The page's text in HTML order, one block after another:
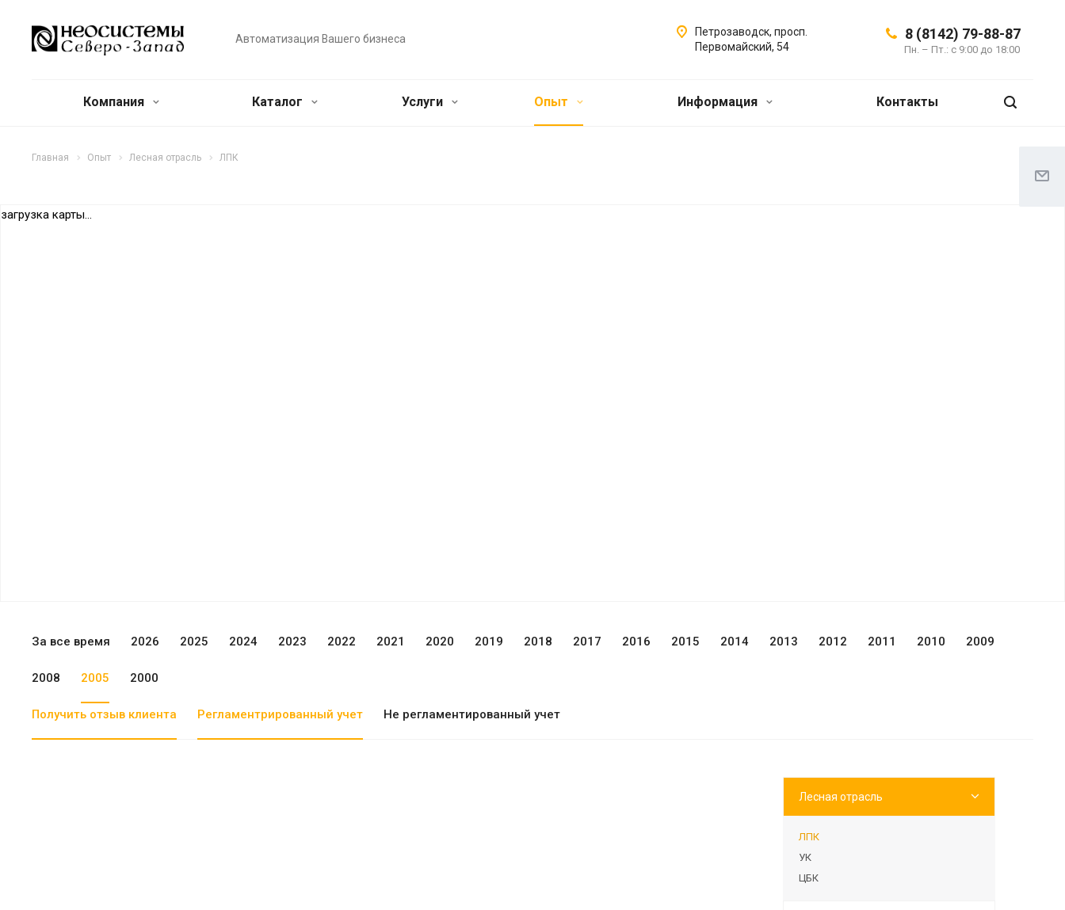
Автоматизация Вашего бизнеса 8 (8142) 79-88-87
Пн. – Пт.: с 9:00 до 18:00
Петрозаводск, просп.
Первомайский, 54
Компания Каталог Услуги Опыт Информация Контакты
Главная Опыт Лесная отрасль ЛПК
загрузка карты...
За все время 2026 2025 2024 2023 2022 2021 2020 2019 2018 2017 2016 2015 2014 2013 2012 2011 2010 2009
2008 2005 2000
Получить отзыв клиента Регламентрированный учет Не регламентированный учет
Лесная отрасль
ЛПК
УК
ЦБК